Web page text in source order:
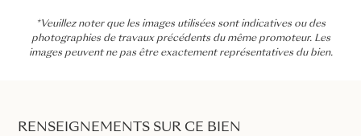
*Veuillez noter que les images utilisées sont indicatives ou des
photographies de travaux précédents du même promoteur. Les
images peuvent ne pas être exactement représentatives du bien.
RENSEIGNEMENTS SUR CE BIEN